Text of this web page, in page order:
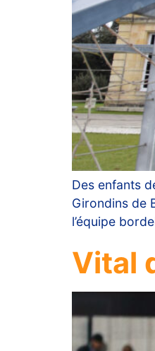
Des enfants
Girondins de
l’équipe
Vital